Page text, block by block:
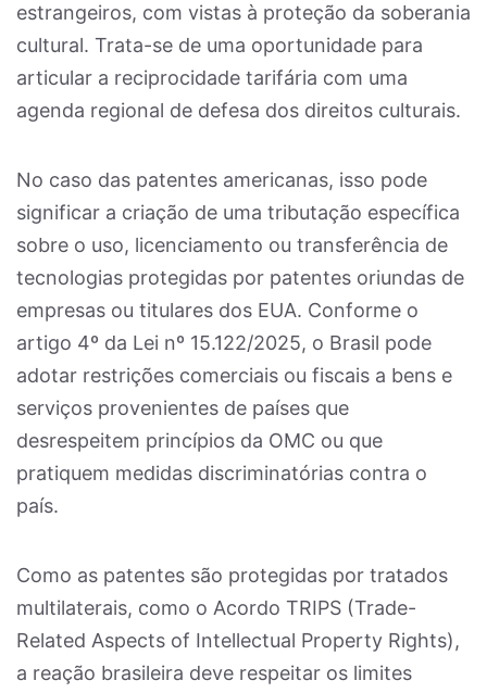
estrangeiros, com vistas à proteção da soberania
cultural. Trata-se de uma oportunidade para
articular a reciprocidade tarifária com uma
agenda regional de defesa dos direitos culturais.
No caso das patentes americanas, isso pode
significar a criação de uma tributação específica
sobre o uso, licenciamento ou transferência de
tecnologias protegidas por patentes oriundas de
empresas ou titulares dos EUA. Conforme o
artigo 4º da Lei nº 15.122/2025, o Brasil pode
adotar restrições comerciais ou fiscais a bens e
serviços provenientes de países que
desrespeitem princípios da OMC ou que
pratiquem medidas discriminatórias contra o
país.
Como as patentes são protegidas por tratados
multilaterais, como o Acordo TRIPS (Trade-
Related Aspects of Intellectual Property Rights),
a reação brasileira deve respeitar os limites